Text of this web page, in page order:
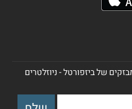
של ביזפורטל - ניוזלטרים